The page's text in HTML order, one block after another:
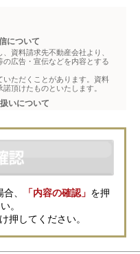
について
資料請求先不動産会社より、
広告・宣伝などを内容とする
いただくことがあります。資料
頂けたものといたします。
いについて
人情報は、ダイレクトメール
絡などの目的で資料請求先不
動産会社が保管する個人情報
問合せください。
ービスを円滑に運用するため
えとして一定期間保管いたし
りできない場合、その他当社が
範囲において、直接メジャーセ
がありますので、あらかじめ
ついてはこちらをご覧くださ
、 「内容の確認」 を押
。
押してください。